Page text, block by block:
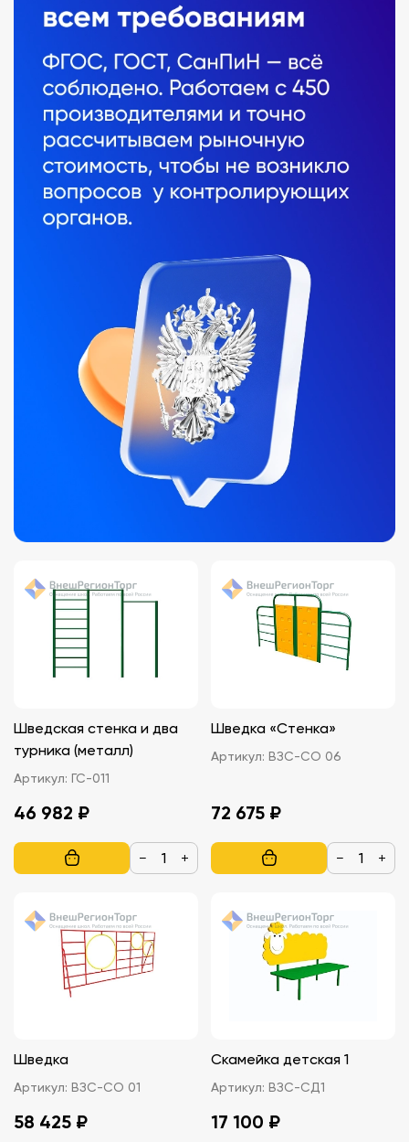
Шведская стенка и два
турника (металл)
Артикул: ГС-011
46 982 ₽
− +
Шведка «Стенка»
Артикул: ВЗС-СО 06
72 675 ₽
− +
Шведка
Артикул: ВЗС-СО 01
58 425 ₽
Скамейка детская 1
Артикул: ВЗС-СД1
17 100 ₽